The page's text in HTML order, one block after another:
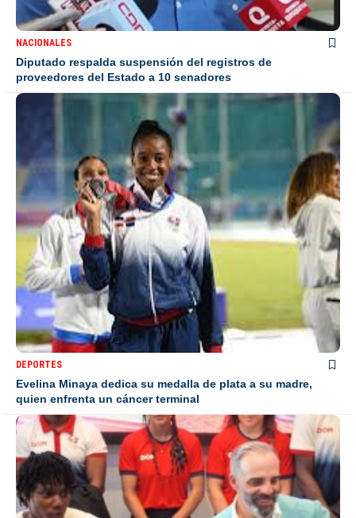
NACIONALES
Diputado respalda suspensión del registros de
proveedores del Estado a 10 senadores
DEPORTES
Evelina Minaya dedica su medalla de plata a su madre,
quien enfrenta un cáncer terminal